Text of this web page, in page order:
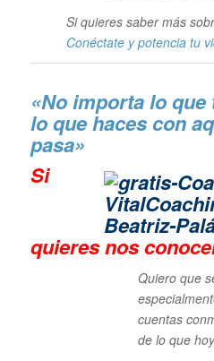
Si quieres saber más
Conéctate y potencia tu
«No importa lo
lo que haces con
pasa»
Si
quieres nos
Quiero que
cuentas
de lo que